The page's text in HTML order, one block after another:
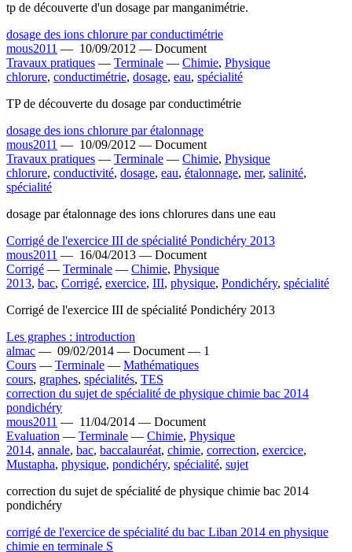
tp de découverte d'un dosage par manganimétrie.
dosage des ions chlorure par conductimétrie
mous2011 — 10/09/2012 — Document
Travaux pratiques — Terminale — Chimie, Physique
chlorure, conductimétrie, dosage, eau, spécialité
TP de découverte du dosage par conductimétrie
dosage des ions chlorure par étalonnage
mous2011 — 10/09/2012 — Document
Travaux pratiques — Terminale — Chimie, Physique
chlorure, conductivité, dosage, eau, étalonnage, mer, salinité,
spécialité
dosage par étalonnage des ions chlorures dans une eau
Corrigé de l'exercice III de spécialité Pondichéry 2013
mous2011 — 16/04/2013 — Document
Corrigé — Terminale — Chimie, Physique
2013, bac, Corrigé, exercice, III, physique, Pondichéry, spécialité
Corrigé de l'exercice III de spécialité Pondichéry 2013
Les graphes : introduction
almac — 09/02/2014 — Document — 1
Cours — Terminale — Mathématiques
cours, graphes, spécialités, TES
correction du sujet de spécialité de physique chimie bac 2014
pondichéry
mous2011 — 11/04/2014 — Document
Evaluation — Terminale — Chimie, Physique
2014, annale, bac, baccalauréat, chimie, correction, exercice,
Mustapha, physique, pondichéry, spécialité, sujet
correction du sujet de spécialité de physique chimie bac 2014
pondichéry
corrigé de l'exercice de spécialité du bac Liban 2014 en physique
chimie en terminale S